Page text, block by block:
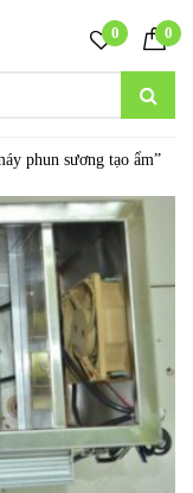
0 0
phun sương tạo ẩm”